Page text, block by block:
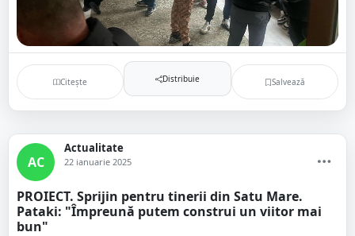
Citește Distribuie Salvează
AC
Actualitate
22 ianuarie 2025
PROIECT. Sprijin pentru tinerii din Satu Mare.
Pataki: "Împreună putem construi un viitor mai
bun"